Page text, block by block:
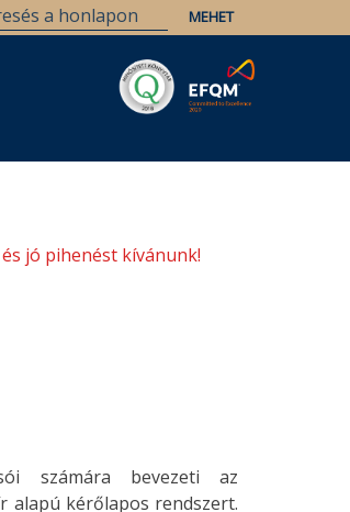
jó pihenést kívánunk!
számára bevezeti az
alapú kérőlapos rendszert.